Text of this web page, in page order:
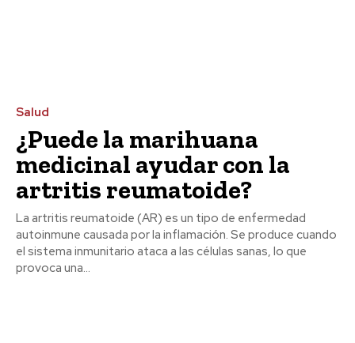
Salud
¿Puede la marihuana
medicinal ayudar con la
artritis reumatoide?
La artritis reumatoide (AR) es un tipo de enfermedad
autoinmune causada por la inflamación. Se produce cuando
el sistema inmunitario ataca a las células sanas, lo que
provoca una...